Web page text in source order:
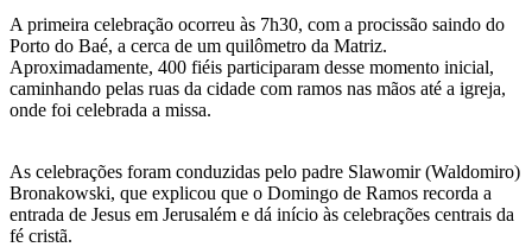
A primeira celebração ocorreu às 7h30, com a procissão saindo do
Porto do Baé, a cerca de um quilômetro da Matriz.
Aproximadamente, 400 fiéis participaram desse momento inicial,
caminhando pelas ruas da cidade com ramos nas mãos até a igreja,
onde foi celebrada a missa.
As celebrações foram conduzidas pelo padre Slawomir (Waldomiro)
Bronakowski, que explicou que o Domingo de Ramos recorda a
entrada de Jesus em Jerusalém e dá início às celebrações centrais da
fé cristã.